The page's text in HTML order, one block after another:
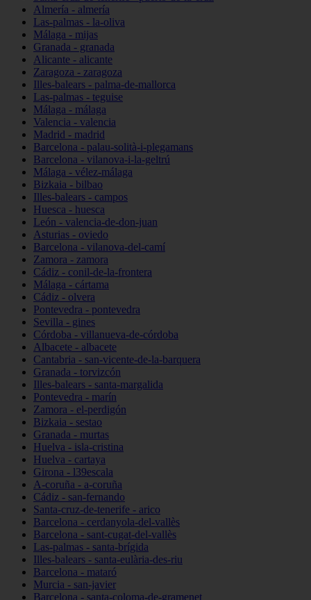
Almería - almería
Las-palmas - la-oliva
Málaga - mijas
Granada - granada
Alicante - alicante
Zaragoza - zaragoza
Illes-balears - palma-de-mallorca
Las-palmas - teguise
Málaga - málaga
Valencia - valencia
Madrid - madrid
Barcelona - palau-solità-i-plegamans
Barcelona - vilanova-i-la-geltrú
Málaga - vélez-málaga
Bizkaia - bilbao
Illes-balears - campos
Huesca - huesca
León - valencia-de-don-juan
Asturias - oviedo
Barcelona - vilanova-del-camí
Zamora - zamora
Cádiz - conil-de-la-frontera
Málaga - cártama
Cádiz - olvera
Pontevedra - pontevedra
Sevilla - gines
Córdoba - villanueva-de-córdoba
Albacete - albacete
Cantabria - san-vicente-de-la-barquera
Granada - torvizcón
Illes-balears - santa-margalida
Pontevedra - marín
Zamora - el-perdigón
Bizkaia - sestao
Granada - murtas
Huelva - isla-cristina
Huelva - cartaya
Girona - l39escala
A-coruña - a-coruña
Cádiz - san-fernando
Santa-cruz-de-tenerife - arico
Barcelona - cerdanyola-del-vallès
Barcelona - sant-cugat-del-vallès
Las-palmas - santa-brígida
Illes-balears - santa-eulària-des-riu
Barcelona - mataró
Murcia - san-javier
Barcelona - santa-coloma-de-gramenet